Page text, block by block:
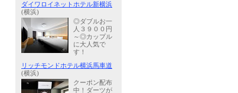
ダイワロイネットホテル新横浜
(横浜)
◎ダブルお一
人３９００円
～◎カップル
に大人気で
す！
リッチモンドホテル横浜馬車道
(横浜)
クーポン配布
中！ダーツが